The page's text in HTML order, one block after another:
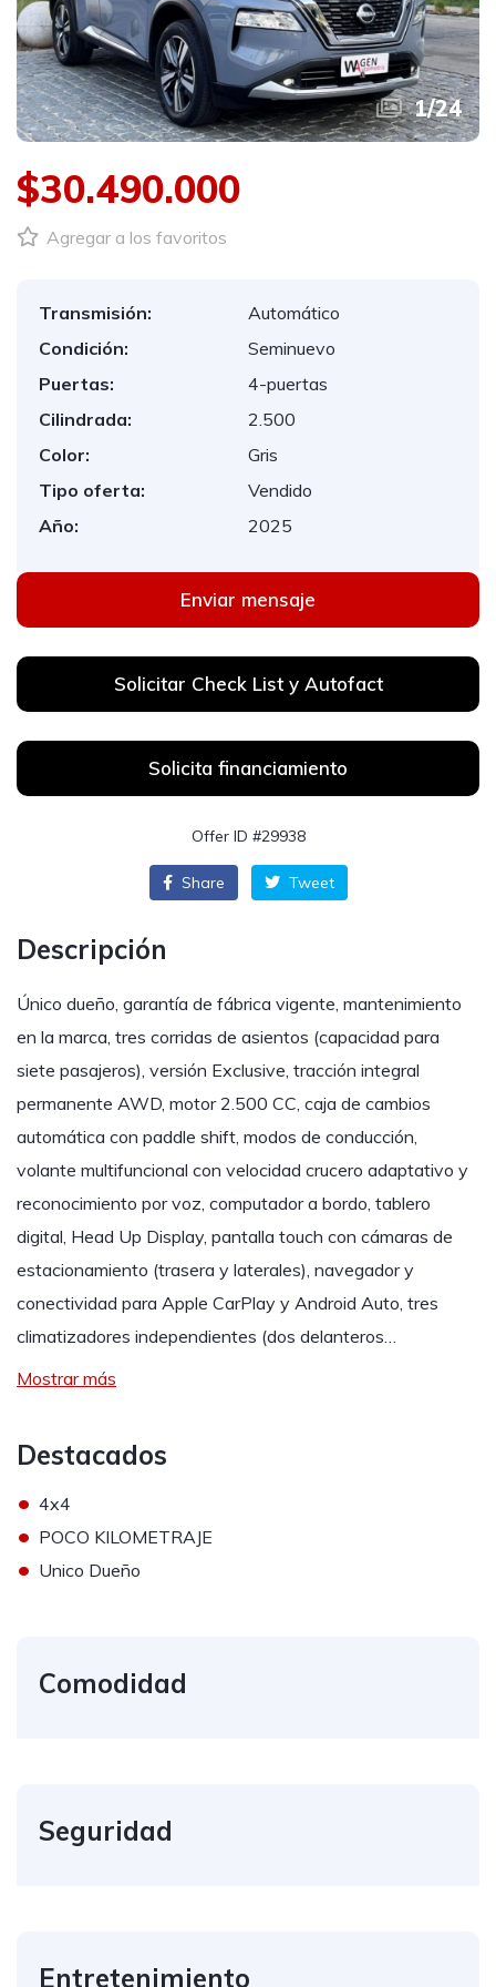
1/24
$30.490.000
Agregar a los favoritos
Transmisión:
Automático
Condición:
Seminuevo
Puertas:
4-puertas
Cilindrada:
2.500
Color:
Gris
Tipo oferta:
Vendido
Año:
2025
Enviar mensaje
Solicitar Check List y Autofact
Solicita financiamiento
Offer ID #29938
Share Tweet
Descripción
Único dueño, garantía de fábrica vigente, mantenimiento
en la marca, tres corridas de asientos (capacidad para
siete pasajeros), versión Exclusive, tracción integral
permanente AWD, motor 2.500 CC, caja de cambios
automática con paddle shift, modos de conducción,
volante multifuncional con velocidad crucero adaptativo y
reconocimiento por voz, computador a bordo, tablero
digital, Head Up Display, pantalla touch con cámaras de
estacionamiento (trasera y laterales), navegador y
conectividad para Apple CarPlay y Android Auto, tres
climatizadores independientes (dos delanteros…
Mostrar más
Destacados
• 4x4
• POCO KILOMETRAJE
• Unico Dueño
Comodidad
Seguridad
Entretenimiento